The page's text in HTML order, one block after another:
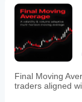
built-
in
ATR
calculations
for
robust
and
efficient
operation.
Final Moving
traders aligned